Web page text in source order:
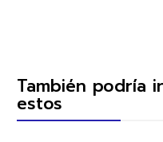
También podría
estos